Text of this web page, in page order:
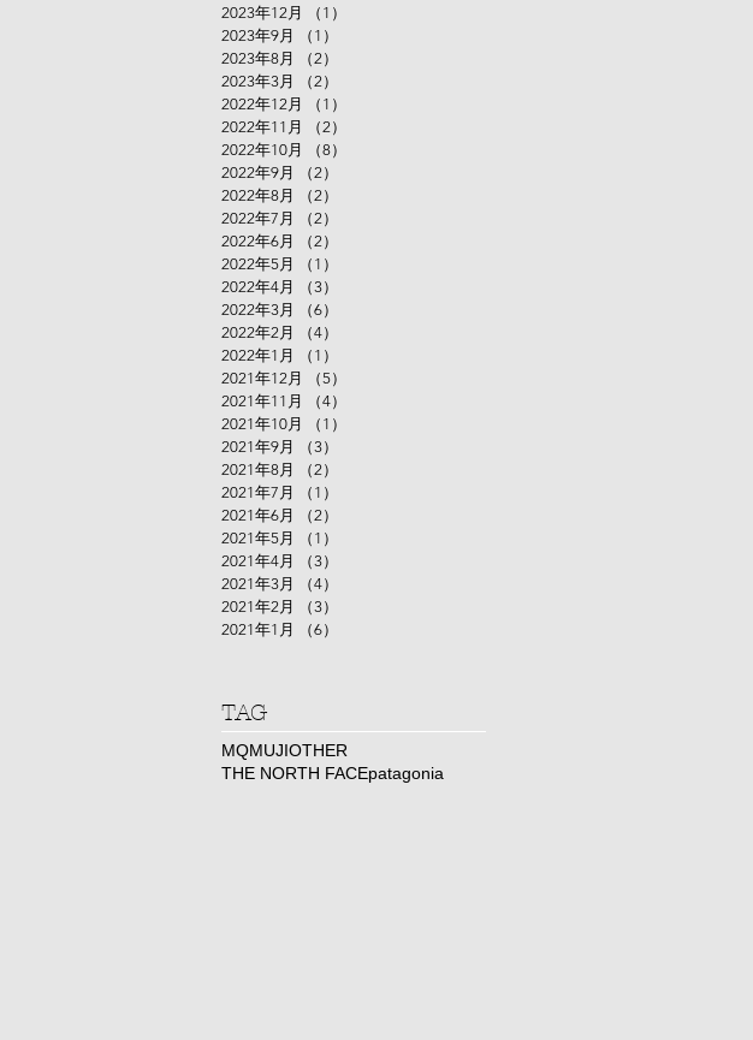
2023年12月
（1）
2023年9月
（1）
2023年8月
（2）
2023年3月
（2）
2022年12月
（1）
2022年11月
（2）
2022年10月
（8）
2022年9月
（2）
2022年8月
（2）
2022年7月
（2）
2022年6月
（2）
2022年5月
（1）
2022年4月
（3）
2022年3月
（6）
2022年2月
（4）
2022年1月
（1）
2021年12月
（5）
2021年11月
（4）
2021年10月
（1）
2021年9月
（3）
2021年8月
（2）
2021年7月
（1）
2021年6月
（2）
2021年5月
（1）
2021年4月
（3）
2021年3月
（4）
2021年2月
（3）
2021年1月
（6）
​TAG
MQMUJIOTHER
THE NORTH FACEpatagonia